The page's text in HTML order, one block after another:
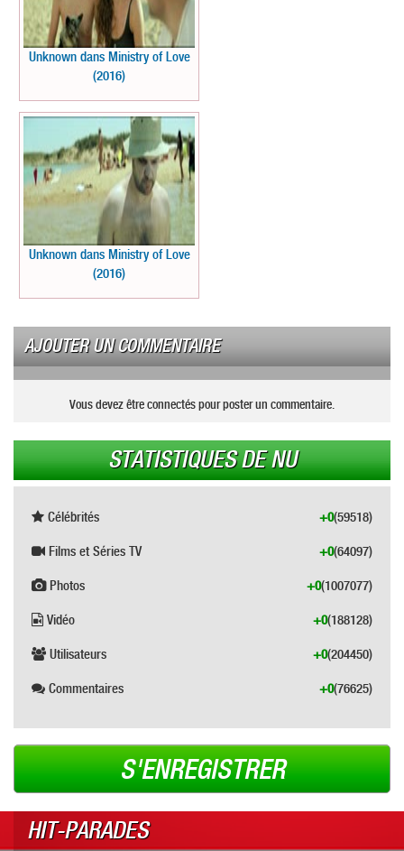
Unknown dans Ministry of Love
(2016)
Unknown dans Ministry of Love
(2016)
AJOUTER UN COMMENTAIRE
Vous devez être connectés pour poster un commentaire.
STATISTIQUES DE NU
Célébrités (59518)
+0
Films et Séries TV (64097)
+0
Photos (1007077)
+0
Vidéo (188128)
+0
Utilisateurs (204450)
+0
Commentaires (76625)
+0
S'ENREGISTRER
HIT-PARADES